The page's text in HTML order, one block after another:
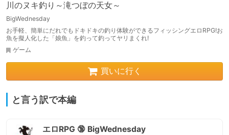
川のヌキ釣り～滝つぼの天女～
BigWednesday
お手軽、簡単にだれでもドキドキの釣り体験ができるフィッシングエロRPG!お
魚を擬人化した「娘魚」を釣って釣ってヤリまくれ!
ゲーム
買いに行く
と言う訳で本編
エロRPG 🔞 BigWednesday